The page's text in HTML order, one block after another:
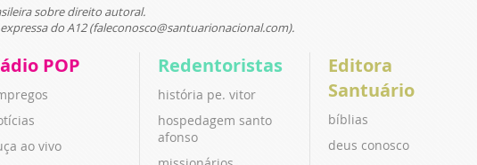
sobre direito autoral.
do A12 (faleconosco@santuarionacional.com).
POP
ao vivo
Redentoristas
história pe. vitor
hospedagem santo
afonso
Editora
Santuário
bíblias
deus conosco